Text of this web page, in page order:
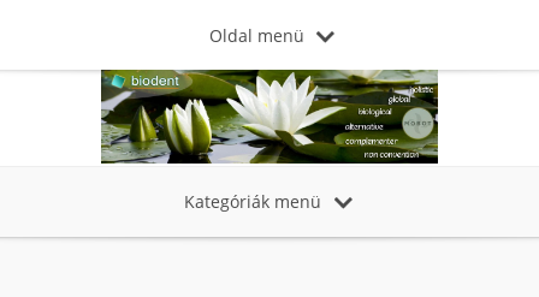
Oldal menü
Kategóriák menü